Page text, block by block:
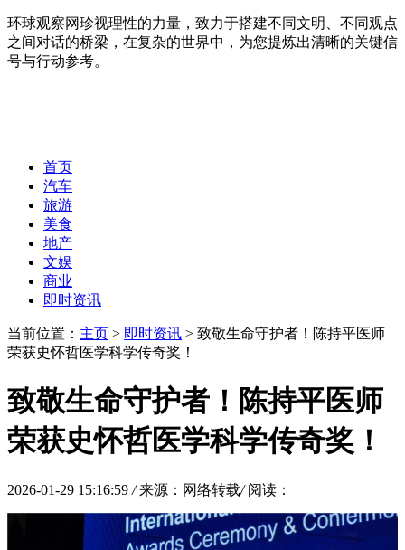
环球观察网珍视理性的力量，致力于搭建不同文明、不同观点
之间对话的桥梁，在复杂的世界中，为您提炼出清晰的关键信
号与行动参考。
首页
汽车
旅游
美食
地产
文娱
商业
即时资讯
当前位置： 主页 > 即时资讯 > 致敬生命守护者！陈持平医师
荣获史怀哲医学科学传奇奖！
致敬生命守护者！陈持平医师
荣获史怀哲医学科学传奇奖！
2026-01-29 15:16:59 / 来源：网络转载/ 阅读：